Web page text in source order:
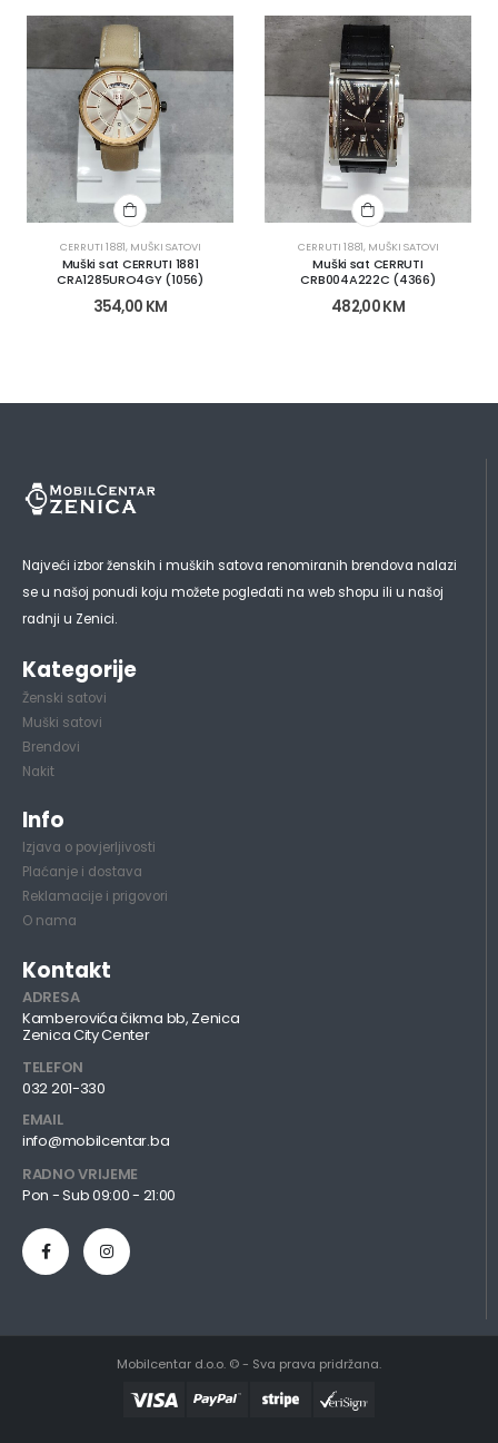
CERRUTI 1881, MUŠKI SATOVI
Muški sat CERRUTI 1881
CRA1285URO4GY (1056)
354,00 KM
CERRUTI 1881, MUŠKI SATOVI
Muški sat CERRUTI
CRB004A222C (4366)
482,00KM
Najveći izbor ženskih i muških satova renomiranih brendova nalazi
se u našoj ponudi koju možete pogledati na web shopu ili u našoj
radnji u Zenici.
Kategorije
Ženski satovi
Muški satovi
Brendovi
Nakit
Info
Izjava o povjerljivosti
Plaćanje i dostava
Reklamacije i prigovori
O nama
Kontakt
ADRESA
Kamberovića čikma bb, Zenica
Zenica City Center
TELEFON
032 201-330
EMAIL
info@mobilcentar.ba
RADNO VRIJEME
Pon - Sub 09:00 - 21:00
Mobilcentar d.o.o. © - Sva prava pridržana.